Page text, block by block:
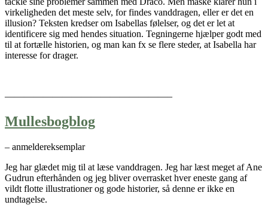
virkeligheden det meste selv, for findes vanddragen, eller er det en
illusion? Teksten kredser om Isabellas følelser, og det er let at
identificere sig med hendes situation. Tegningerne hjælper godt med
til at fortælle historien, og man kan fx se flere steder, at Isabella har
interesse for drager.
—————————————————–
Mullesbogblog
– anmeldereksemplar
Jeg har glædet mig til at læse vanddragen. Jeg har læst meget af Ane
Gudrun efterhånden og jeg bliver overrasket hver eneste gang af
vildt flotte illustrationer og gode historier, så denne er ikke en
undtagelse.